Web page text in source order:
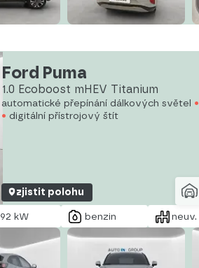
Ford Puma
1.0 Ecoboost mHEV Titanium
automatické přepínání dálkových světel
digitální přístrojový štít
zjistit polohu
92 kW benzin neuv.